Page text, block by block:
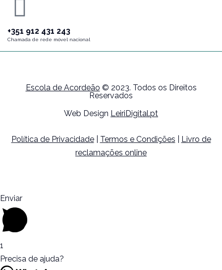
+351 912 431 243
Chamada de rede móvel nacional
Escola de Acordeão © 2023. Todos os Direitos
Reservados
Web Design LeiriDigital.pt
Política de Privacidade| Termos e Condições
Livro de
reclamações online
Enviar
1
Precisa de ajuda?